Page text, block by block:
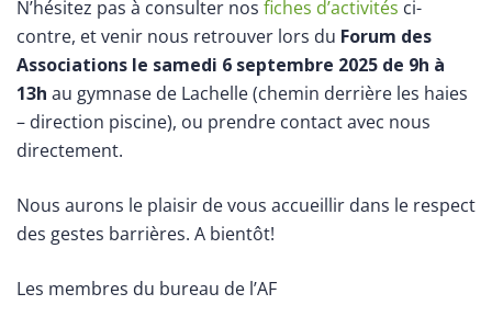
N’hésitez pas à consulter nos fiches d’activités ci-
contre, et venir nous retrouver lors du Forum des
Associations le samedi 6 septembre 2025 de 9h à
13h au gymnase de Lachelle (chemin derrière les haies
– direction piscine), ou prendre contact avec nous
directement.
Nous aurons le plaisir de vous accueillir dans le respect
des gestes barrières. A bientôt!
Les membres du bureau de l’AF